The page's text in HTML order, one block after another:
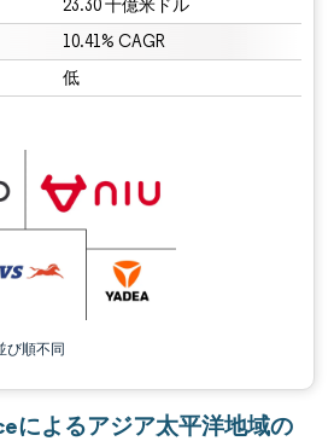
23.30 十億米ドル
10.41% CAGR
低
び順不同
。再利用にはCC BY 4.0の表示が必要です。
によるアジア太平洋地域の